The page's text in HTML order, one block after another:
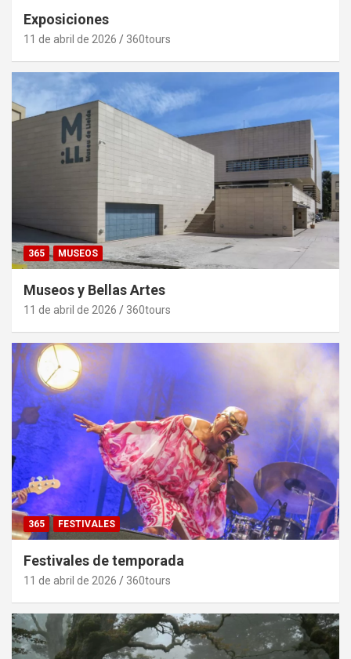
Exposiciones
11 de abril de 2026 360tours
365 MUSEOS
Museos y Bellas Artes
11 de abril de 2026 360tours
365 FESTIVALES
Festivales de temporada
11 de abril de 2026 360tours